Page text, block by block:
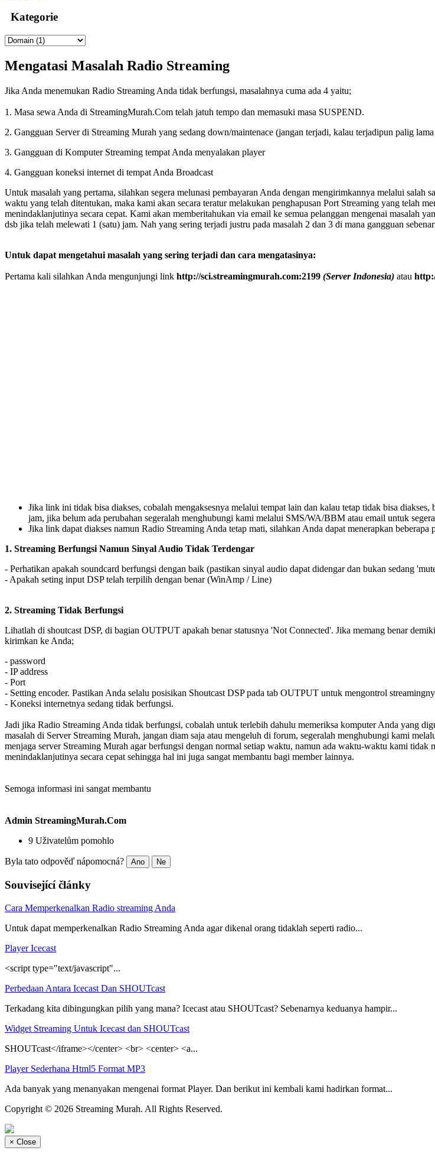
Kategorie
Mengatasi Masalah Radio Streaming
Jika Anda menemukan Radio Streaming Anda tidak berfungsi, masalahnya cuma ada 4 yaitu;
1. Masa sewa Anda di StreamingMurah.Com telah jatuh tempo dan memasuki masa SUSPEND.
2. Gangguan Server di Streaming Murah yang sedang down/maintenace (jangan terjadi, kalau terjadipun palig
3. Gangguan di Komputer Streaming tempat Anda menyalakan player
4. Gangguan koneksi internet di tempat Anda Broadcast
Untuk masalah yang pertama, silahkan segera melunasi pembayaran Anda dengan mengirimkannya melalui salah
waktu yang telah ditentukan, maka kami akan secara teratur melakukan penghapusan Port Streaming yang telah
menindaklanjutinya secara cepat. Kami akan memberitahukan via email ke semua pelanggan mengenai masalah
dsb jika telah melewati 1 (satu) jam. Nah yang sering terjadi justru pada masalah 2 dan 3 di mana gangguan
Untuk dapat mengetahui masalah yang sering terjadi dan cara mengatasinya:
Pertama kali silahkan Anda mengunjungi link http://sci.streamingmurah.com:2199 (Server Indonesia) atau
Jika link ini tidak bisa diakses, cobalah mengaksesnya melalui tempat lain dan kalau tetap tidak bisa
jam, jika belum ada perubahan segeralah menghubungi kami melalui SMS/WA/BBM atau email untuk
Jika link dapat diakses namun Radio Streaming Anda tetap mati, silahkan Anda dapat menerapkan beberapa
1. Streaming Berfungsi Namun Sinyal Audio Tidak Terdengar
- Perhatikan apakah soundcard berfungsi dengan baik (pastikan sinyal audio dapat didengar dan bukan sedang
- Apakah seting input DSP telah terpilih dengan benar (WinAmp / Line)
2. Streaming Tidak Berfungsi
Lihatlah di shoutcast DSP, di bagian OUTPUT apakah benar statusnya 'Not Connected'. Jika memang benar
kirimkan ke Anda;
- password
- IP address
- Port
- Setting encoder. Pastikan Anda selalu posisikan Shoutcast DSP pada tab OUTPUT untuk mengontrol
- Koneksi internetnya sedang tidak berfungsi.
Jadi jika Radio Streaming Anda tidak berfungsi, cobalah untuk terlebih dahulu memeriksa komputer Anda yang
masalah di Server Streaming Murah, jangan diam saja atau mengeluh di forum, segeralah menghubungi kami
menjaga server Streaming Murah agar berfungsi dengan normal setiap waktu, namun ada waktu-waktu kami
menindaklanjutinya secara cepat sehingga hal ini juga sangat membantu bagi member lainnya.
Semoga informasi ini sangat membantu
Admin StreamingMurah.Com
9 Uživatelům pomohlo
Byla tato odpověď nápomocná? Ano Ne
Související články
Cara Memperkenalkan Radio streaming Anda
Untuk dapat memperkenalkan Radio Streaming Anda agar dikenal orang tidaklah seperti radio...
Player Icecast
<script type="text/javascript"...
Perbedaan Antara Icecast Dan SHOUTcast
Terkadang kita dibingungkan pilih yang mana? Icecast atau SHOUTcast? Sebenarnya keduanya hampir...
Widget Streaming Untuk Icecast dan SHOUTcast
SHOUTcast</iframe></center> <br> <center> <a...
Player Sederhana Html5 Format MP3
Ada banyak yang menanyakan mengenai format Player. Dan berikut ini kembali kami hadirkan format...
Copyright © 2026 Streaming Murah. All Rights Reserved.
× Close